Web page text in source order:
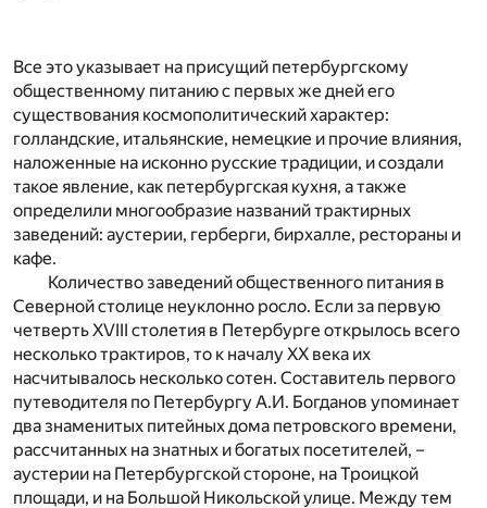
Все это указывает на присущий петербургскому
общественному питанию с первых же дней его
существования космополитический характер:
голландские, итальянские, немецкие и прочие влияния,
наложенные на исконно русские традиции, и создали
такое явление, как петербургская кухня, а также
определили многообразие названий трактирных
заведений: аустерии, герберги, бирхалле, рестораны и
кафе.
Количество заведений общественного питания в
Северной столице неуклонно росло. Если за первую
четверть XVIII столетия в Петербурге открылось всего
несколько трактиров, то к началу XX века их
насчитывалось несколько сотен. Составитель первого
путеводителя по Петербургу А.И. Богданов упоминает
два знаменитых питейных дома петровского времени,
рассчитанных на знатных и богатых посетителей, –
аустерии на Петербургской стороне, на Троицкой
площади, и на Большой Никольской улице. Между тем